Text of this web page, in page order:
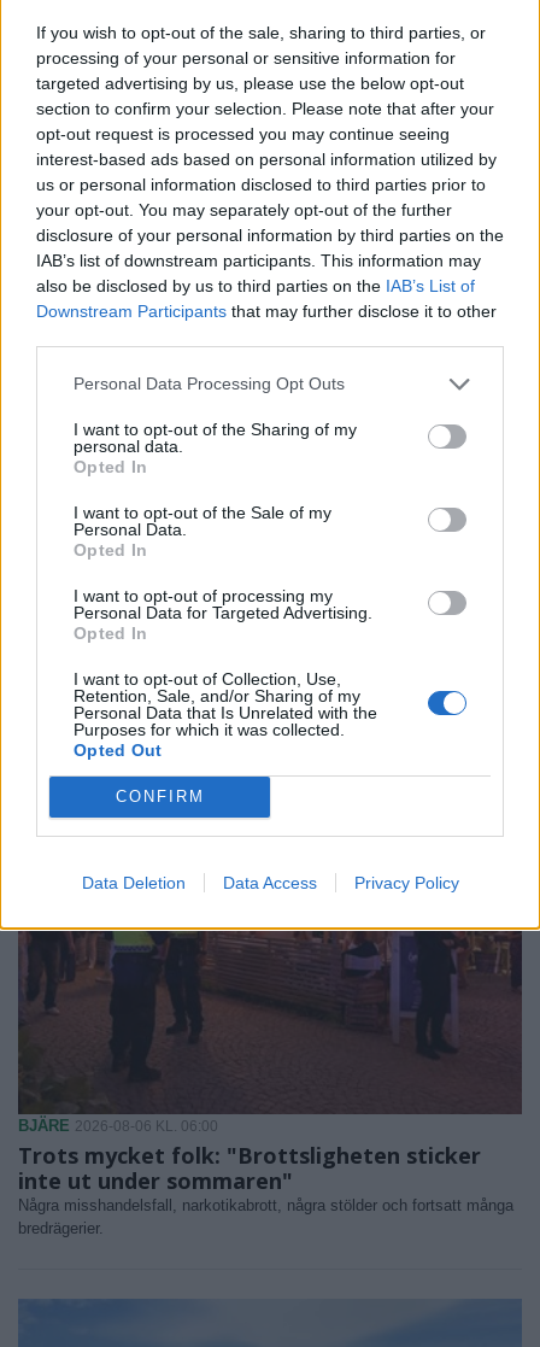
If you wish to opt-out of the sale, sharing to third parties, or
processing of your personal or sensitive information for
targeted advertising by us, please use the below opt-out
section to confirm your selection. Please note that after your
opt-out request is processed you may continue seeing
interest-based ads based on personal information utilized by
us or personal information disclosed to third parties prior to
your opt-out. You may separately opt-out of the further
disclosure of your personal information by third parties on the
IAB’s list of downstream participants. This information may
also be disclosed by us to third parties on the IAB’s List of
Downstream Participants that may further disclose it to other
Personal Data Processing Opt Outs
I want to opt-out of the Sharing of my
personal data.
Opted In
I want to opt-out of the Sale of my
Personal Data.
Opted In
I want to opt-out of processing my
Personal Data for Targeted Advertising.
Opted In
I want to opt-out of Collection, Use,
Retention, Sale, and/or Sharing of my
Personal Data that Is Unrelated with the
Purposes for which it was collected.
Opted Out
CONFIRM
Data Deletion Data Access Privacy Policy
BÅSTAD 2026-08-07 KL. 06:00
”Vi har inte kastat
in handduken –
inte än”
Båstad Ridklubbs
ordförande Kenneth
Aronsson ger sin syn på
BÅSTAD 2026-08-06 KL. 15:00
Amanda Jansson
hittar lugnet i
Båstad: "Det är så
jävla mysigt här"
Prisbelönta skådespelaren
berättar om livet mellan
BJÄRE 2026-08-06 KL. 06:00
Trots mycket folk: "Brottsligheten sticker
inte ut under sommaren"
Några misshandelsfall, narkotikabrott, några stölder och fortsatt många
bredrägerier.